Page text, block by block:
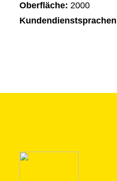
Oberfläche: 2000